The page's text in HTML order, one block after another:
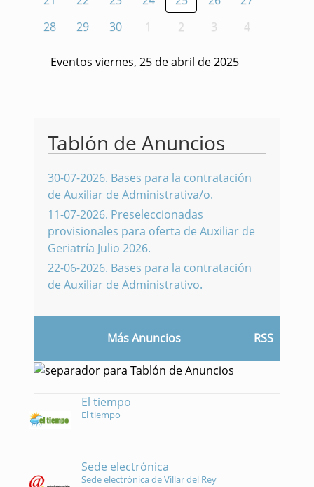
28
29 30 1 2 3 4
Eventos viernes, 25 de abril de 2025
Tablón de Anuncios
30-07-2026. Bases para la contratación
de Auxiliar de Administrativa/o.
11-07-2026. Preseleccionadas
provisionales para oferta de Auxiliar de
Geriatría Julio 2026.
22-06-2026. Bases para la contratación
de Auxiliar de Administrativo.
Más Anuncios RSS
El tiempo
El tiempo
Sede electrónica
Sede electrónica de Villar del Rey